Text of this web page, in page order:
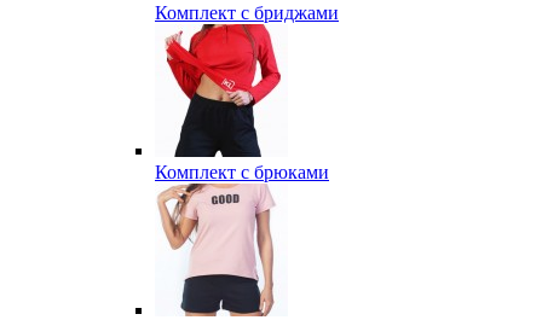
Комплект с бриджами
Комплект с брюками